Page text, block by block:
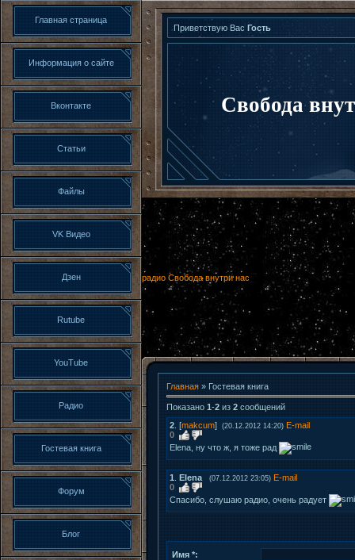
Главная страница
Информация о сайте
Вконтакте
Статьи
Файлы
VK Видео
Дзен
Rutube
YouTube
Радио
Гостевая книга
Форум
Блог
Приветствую Вас Гость
Свобода
радио Свобода внутри нас
Главная » Гостевая книга
Показано 1-2 из 2 сообщений
2 [makcum] (20.12.2012 14:20) E-mail
0
Elena, ну что ж, я тоже рад
1 Elena (07.12.2012 23:05) E-mail
0
Спасибо, cлушаю радио, очень радует
Имя *: